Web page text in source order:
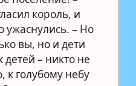
король, и
ужаснулись. – Но
вы, но и дети
– никто не
к голубому небу